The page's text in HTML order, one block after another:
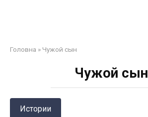
Головна » Чужой сын
Чужой сын
Истории